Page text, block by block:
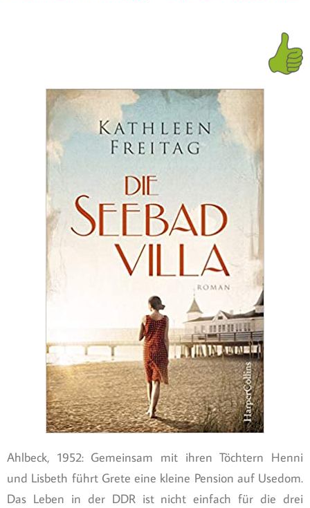
Ahlbeck, 1952: Gemeinsam mit ihren Töchtern Henni
und Lisbeth führt Grete eine kleine Pension auf Usedom.
Das Leben in der DDR ist nicht einfach für die drei